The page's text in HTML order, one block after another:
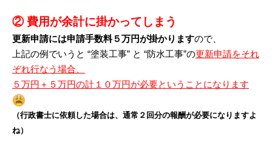
② 費用が余計に掛かってしまう
更新申請には申請手数料５万円が掛かりますので、
上記の例でいうと “塗装工事” と “防水工事”の更新申請をそれ
ぞれ行なう場合、
５万円＋５万円の計１０万円が必要ということになります
（行政書士に依頼した場合は、通常２回分の報酬が必要になりますよ
ね）